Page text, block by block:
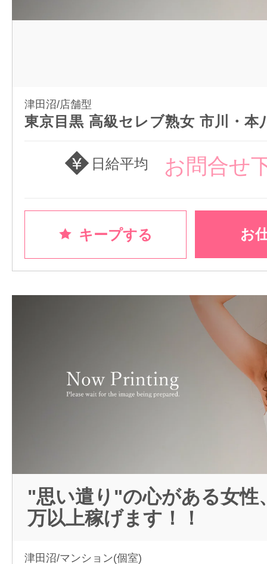
津田沼/店舗型
東京目黒 高級セレブ熟女 市川・本
日給平均 お問合せ
キープする お
"思い遣り"の心がある女性
万以上稼げます！！
津田沼/マンション(個室)